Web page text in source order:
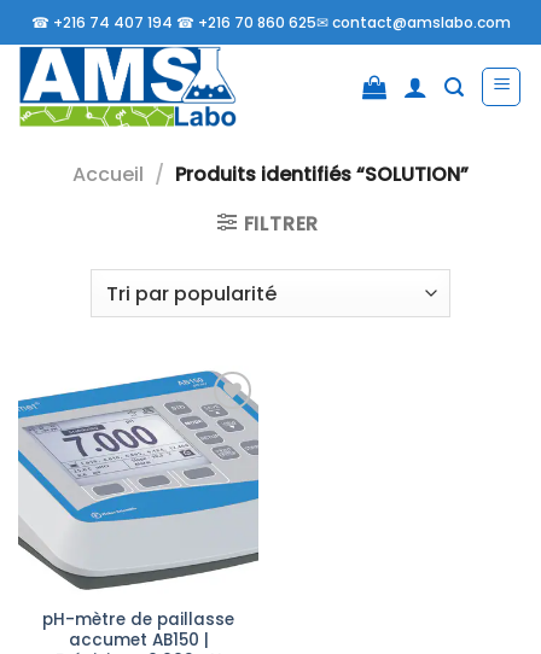
Passer
au
contenu
☎ +216 74 407 194 ☎ +216 70 860 625✉contact@amslabo.com
Accueil / Produits identifiés “SOLUTION”
FILTRER
Ajouter
à la liste
d’envies
pH-mètre de paillasse
accumet AB150 |